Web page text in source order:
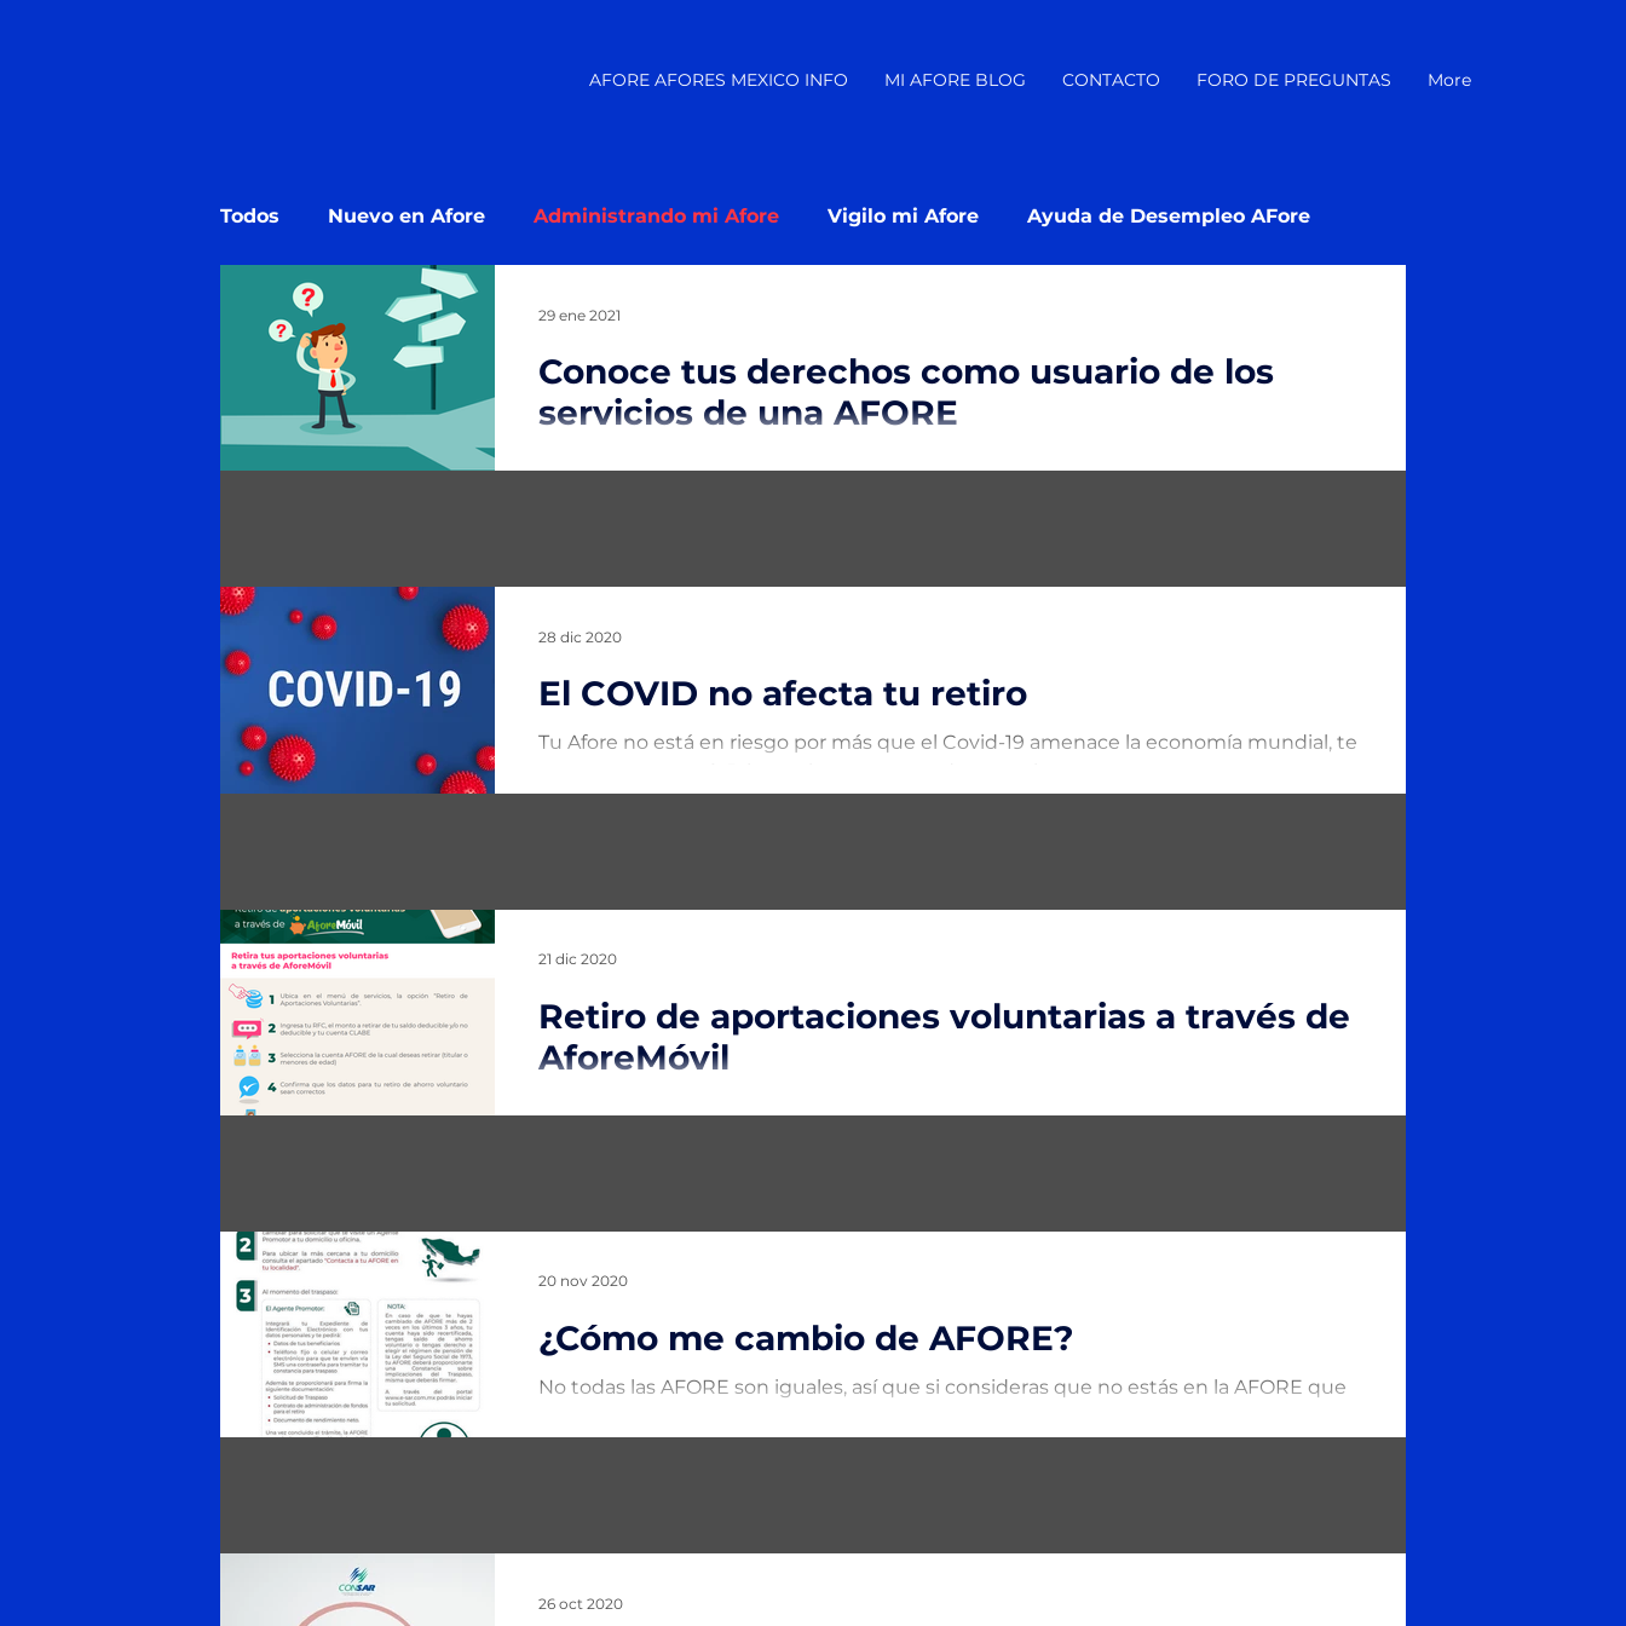
AFORE AFORES MEXICO INFO MI AFORE BLOG CONTACTO FORO DE PREGUNTAS More
Todos Nuevo en Afore Administrando mi Afore Vigilo mi Afore Ayuda de Desempleo AFore
Estado de Cuenta Afore ¿ En que Afore estoy?
Conoce tus derechos como usuario de los
servicios de una AFORE
29 ene 2021
El COVID no afecta tu retiro
Tu Afore no está en riesgo por más que el Covid-19 amenace la economía mundial, te
28 dic 2020
Retiro de aportaciones voluntarias a través de
AforeMóvil
21 dic 2020
¿Cómo me cambio de AFORE?
No todas las AFORE son iguales, así que si consideras que no estás en la AFORE que
20 nov 2020
26 oct 2020